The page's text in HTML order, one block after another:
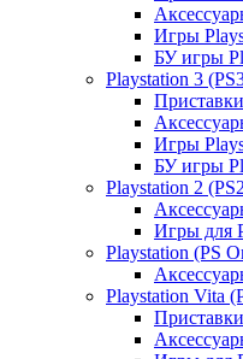
Игры
БУ игры
Playstation 3
Игры
БУ игры
Playstation 2
Игры для
Playstation (PS
Playstation Vita